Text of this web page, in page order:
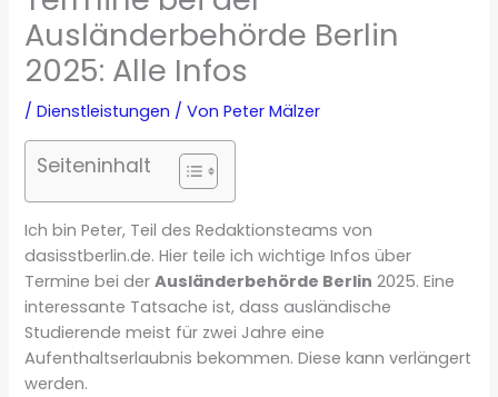
Ausländerbehörde Berlin
2025: Alle Infos
/Dienstleistungen / VonPeter Mälzer
Seiteninhalt
Ich bin Peter, Teil des Redaktionsteams von
dasisstberlin.de. Hier teile ich wichtige Infos über
Termine bei derAusländerbehörde Berlin 2025. Eine
interessante Tatsache ist, dass ausländische
Studierende meist für zwei Jahre eine
Aufenthaltserlaubnis bekommen. Diese kann verlängert
werden.